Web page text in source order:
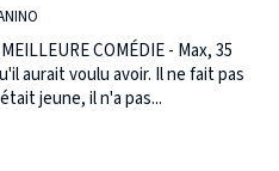
COMÉDIE - Max, 35
aurait voulu avoir. Il ne fait pas
jeune, il n'a pas...